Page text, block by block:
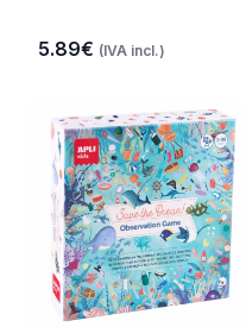
5.89€ (IVA incl.)